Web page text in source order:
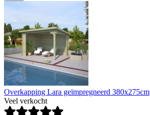
Overkapping Lara geïmpregneerd 380x275cm
Veel verkocht